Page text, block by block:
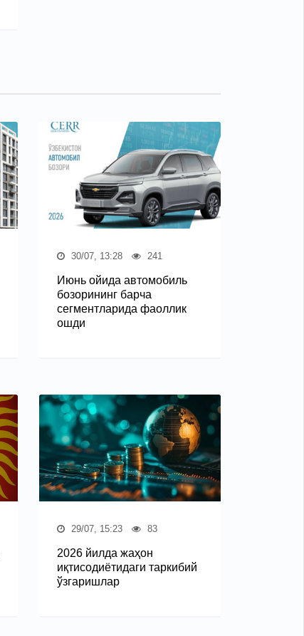
30/07, 13:28 241
Июнь ойида автомобиль
бозорининг барча
сегментларида фаоллик
ошди
29/07, 15:23 83
2026 йилда жаҳон
иқтисодиётидаги таркибий
ўзгаришлар